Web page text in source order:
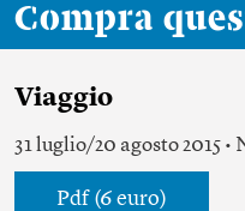
Compra
Viaggio
31 luglio/20 agosto 2015 •
Pdf (6 euro)